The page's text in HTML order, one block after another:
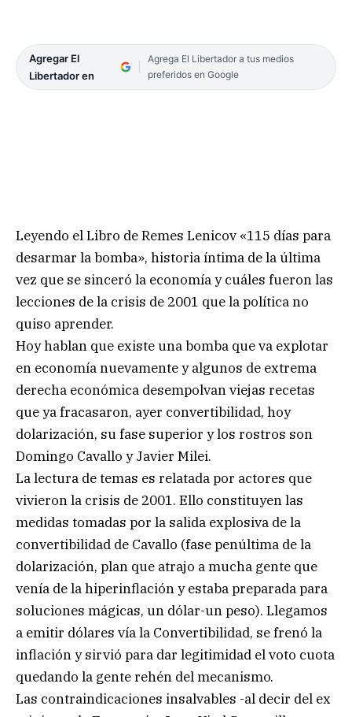
Agregar El
Libertador en
Agrega El Libertador a tus medios
preferidos en Google
Leyendo el Libro de Remes Lenicov «115 días para
desarmar la bomba», historia íntima de la última
vez que se sinceró la economía y cuáles fueron las
lecciones de la crisis de 2001 que la política no
quiso aprender.
Hoy hablan que existe una bomba que va explotar
en economía nuevamente y algunos de extrema
derecha económica desempolvan viejas recetas
que ya fracasaron, ayer convertibilidad, hoy
dolarización, su fase superior y los rostros son
Domingo Cavallo y Javier Milei.
La lectura de temas es relatada por actores que
vivieron la crisis de 2001. Ello constituyen las
medidas tomadas por la salida explosiva de la
convertibilidad de Cavallo (fase penúltima de la
dolarización, plan que atrajo a mucha gente que
venía de la hiperinflación y estaba preparada para
soluciones mágicas, un dólar-un peso). Llegamos
a emitir dólares vía la Convertibilidad, se frenó la
inflación y sirvió para dar legitimidad el voto cuota
quedando la gente rehén del mecanismo.
Las contraindicaciones insalvables -al decir del ex